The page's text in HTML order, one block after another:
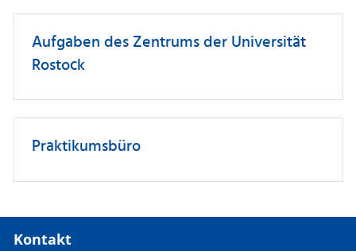
Aufgaben des Zentrums der Universität
Rostock
Praktikumsbüro
Kontakt